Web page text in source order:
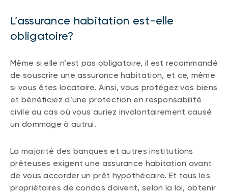
L’assurance habitation est-elle
obligatoire?
Même si elle n’est pas obligatoire, il est recommandé
de souscrire une assurance habitation, et ce, même
si vous êtes locataire. Ainsi, vous protégez vos biens
et bénéficiez d’une protection en responsabilité
civile au cas où vous auriez involontairement causé
un dommage à autrui.
La majorité des banques et autres institutions
prêteuses exigent une assurance habitation avant
de vous accorder un prêt hypothécaire. Et tous les
propriétaires de condos doivent, selon la loi, obtenir